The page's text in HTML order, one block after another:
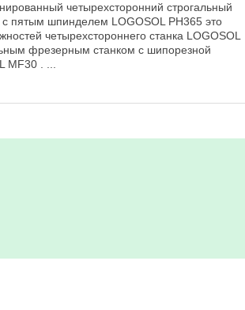
четырехсторонний строгальный
пятым шпинделем LOGOSOL PH365 это
четырехстороннего станка LOGOSOL
фрезерным станком с шипорезной
MF30 . ...